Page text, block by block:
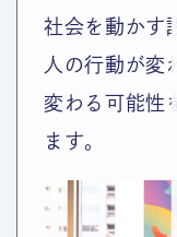
社会を動かす
人の行動が変
変わる可能性
ます。